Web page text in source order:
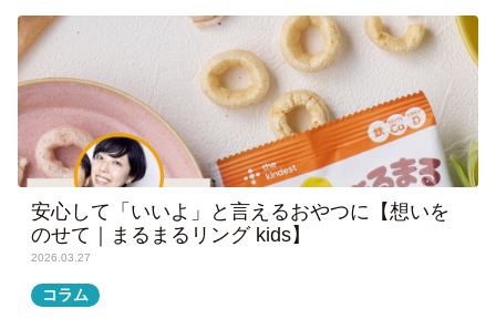
安心して「いいよ」と言えるおやつに【想いを
のせて｜まるまるリング kids】
2026.03.27
コラム